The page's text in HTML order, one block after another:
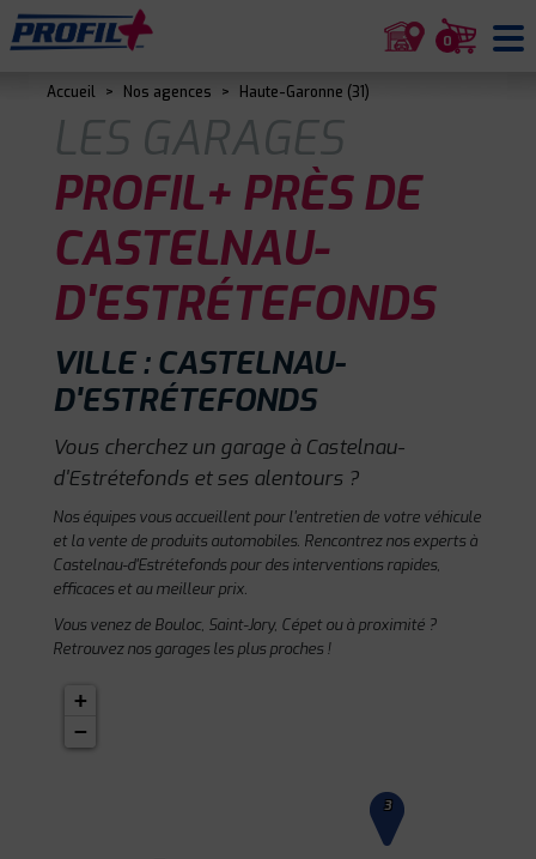
0
Accueil > Nos agences > Haute-Garonne (31)
LES GARAGES
PROFIL+ PRÈS DE
CASTELNAU-
D'ESTRÉTEFONDS
VILLE : CASTELNAU-
D'ESTRÉTEFONDS
Vous cherchez un garage à Castelnau-
d'Estrétefonds et ses alentours ?
Nos équipes vous accueillent pour l'entretien de votre véhicule
et la vente de produits automobiles. Rencontrez nos experts à
Castelnau-d'Estrétefonds pour des interventions rapides,
efficaces et au meilleur prix.
Vous venez de Bouloc, Saint-Jory, Cépet ou à proximité ?
Retrouvez nos garages les plus proches !
3
+
−